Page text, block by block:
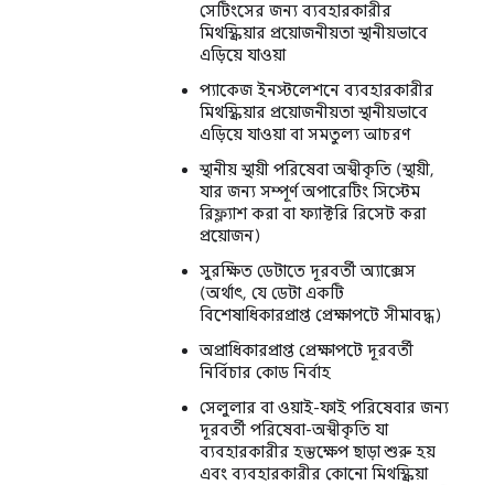
সেটিংসের জন্য ব্যবহারকারীর
মিথস্ক্রিয়ার প্রয়োজনীয়তা স্থানীয়ভাবে
এড়িয়ে যাওয়া
প্যাকেজ ইনস্টলেশনে ব্যবহারকারীর
মিথস্ক্রিয়ার প্রয়োজনীয়তা স্থানীয়ভাবে
এড়িয়ে যাওয়া বা সমতুল্য আচরণ
স্থানীয় স্থায়ী পরিষেবা অস্বীকৃতি (স্থায়ী,
যার জন্য সম্পূর্ণ অপারেটিং সিস্টেম
রিফ্ল্যাশ করা বা ফ্যাক্টরি রিসেট করা
প্রয়োজন)
সুরক্ষিত ডেটাতে দূরবর্তী অ্যাক্সেস
(অর্থাৎ, যে ডেটা একটি
বিশেষাধিকারপ্রাপ্ত প্রেক্ষাপটে সীমাবদ্ধ)
অপ্রাধিকারপ্রাপ্ত প্রেক্ষাপটে দূরবর্তী
নির্বিচার কোড নির্বাহ
সেলুলার বা ওয়াই-ফাই পরিষেবার জন্য
দূরবর্তী পরিষেবা-অস্বীকৃতি যা
ব্যবহারকারীর হস্তক্ষেপ ছাড়া শুরু হয়
এবং ব্যবহারকারীর কোনো মিথস্ক্রিয়া